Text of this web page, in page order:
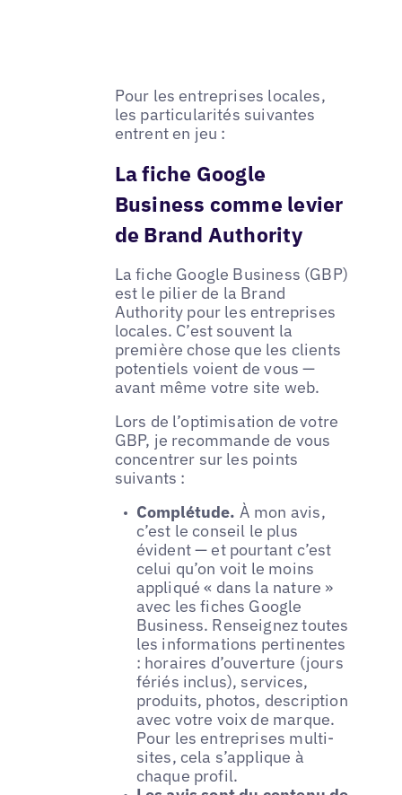
Pour les entreprises locales,
les particularités suivantes
entrent en jeu :
La fiche Google
Business comme levier
de Brand Authority
La fiche Google Business (GBP)
est le pilier de la Brand
Authority pour les entreprises
locales. C’est souvent la
première chose que les clients
potentiels voient de vous —
avant même votre site web.
Lors de l’optimisation de votre
GBP, je recommande de vous
concentrer sur les points
suivants :
Complétude. À mon avis,
c’est le conseil le plus
évident — et pourtant c’est
celui qu’on voit le moins
appliqué « dans la nature »
avec les fiches Google
Business. Renseignez toutes
les informations pertinentes
: horaires d’ouverture (jours
fériés inclus), services,
produits, photos, description
avec votre voix de marque.
Pour les entreprises multi-
sites, cela s’applique à
chaque profil.